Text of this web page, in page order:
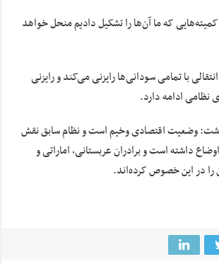
که ما آن‌ها را تشکیل دادیم منحل خواهد
با تمامی سودانی‌ها رایزنی می‌کند و رایزنی
ادامه دارد.
وضعیت اقتصادی وخیم است و نظام سابق نقش
داشته است و برادران عربستانی، اماراتی و
در این خصوص کرده‌اند.